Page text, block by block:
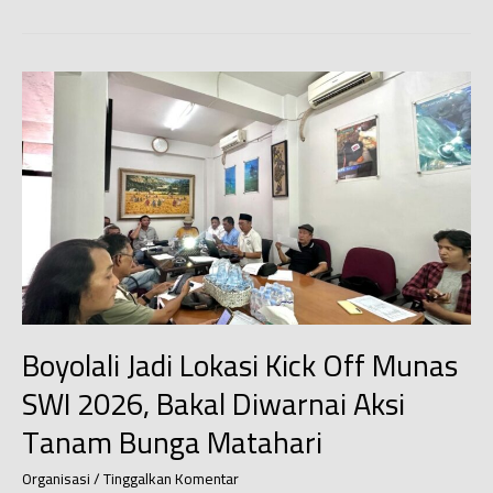
Masa
Sidang
Pertama
2026,
Empat
Raperda
Strategis
Masuk
Prioritas
Pembahasan
Boyolali Jadi Lokasi Kick Off Munas
SWI 2026, Bakal Diwarnai Aksi
Tanam Bunga Matahari
Organisasi/Tinggalkan Komentar